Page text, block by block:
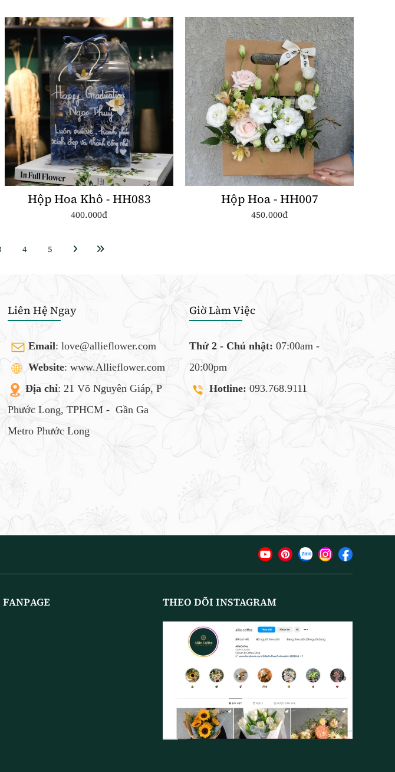
Hộp Hoa Khô - HH083
400.000đ
Hộp Hoa - HH007
450.000đ
4 5
Liên Hệ Ngay
Email: love@allieflower.com
Website: www.Allieflower.com
Địa chỉ: 21 Võ Nguyên Giáp, P
Phước Long, TPHCM - Gần Ga
Metro Phước Long
Giờ Làm Việc
Thứ 2 - Chủ nhật: 07:00am -
20:00pm
Hotline: 093.768.9111
THEO DÕI INSTAGRAM